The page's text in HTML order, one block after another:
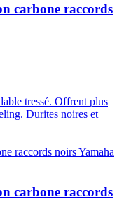
carbone raccords
tressé. Offrent plus
Durites noires et
carbone raccords